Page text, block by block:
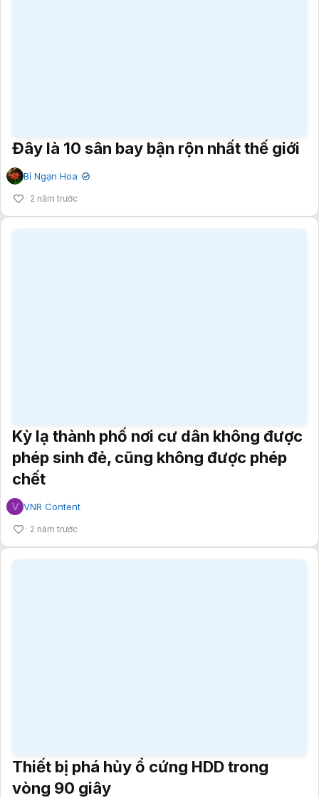
Đây là 10 sân bay bận rộn nhất thế giới
Bỉ Ngạn Hoa ✔
2 năm trước
Kỳ lạ thành phố nơi cư dân không được
phép sinh đẻ, cũng không được phép
chết
V VNR Content
2 năm trước
Thiết bị phá hủy ổ cứng HDD trong
vòng 90 giây